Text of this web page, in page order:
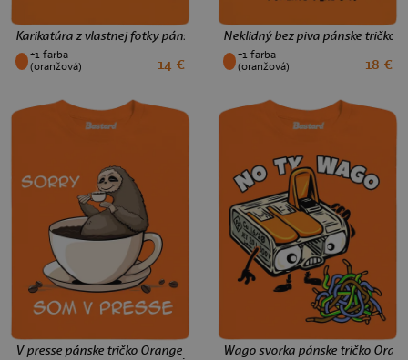
XS S M 3XL
Karikatúra z vlastnej fotky pánske tričko Orange
+1 farba
(oranžová)
14 € XS S M 3XL
Neklidný bez piva pánske tričko
+1 farba
(oranžová)
18 €
V presse pánske tričko Orange Wago svorka pánske tričko